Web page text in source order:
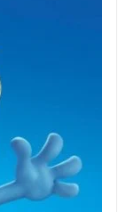
vas!
z obilico
prečkaj
riši in
s Smrkci!